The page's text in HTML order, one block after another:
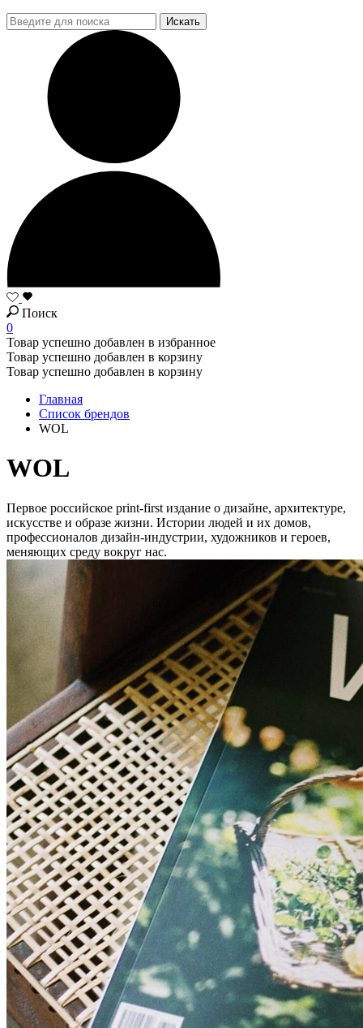
Поиск
0
Товар успешно добавлен в избранное
Товар успешно добавлен в корзину
Товар успешно добавлен в корзину
Главная
Список брендов
WOL
WOL
Первое российское print-first издание о дизайне, архитектуре,
искусстве и образе жизни. Истории людей и их домов,
профессионалов дизайн-индустрии, художников и героев,
меняющих среду вокруг нас.